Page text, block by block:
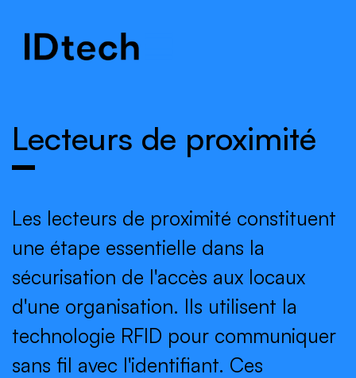
Lecteurs de proximité
Les lecteurs de proximité constituent
une étape essentielle dans la
sécurisation de l'accès aux locaux
d'une organisation. Ils utilisent la
technologie RFID pour communiquer
sans fil avec l'identifiant. Ces